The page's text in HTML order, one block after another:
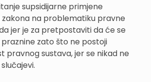
supsidijarne primjene
na problematiku pravne
jer je za pretpostaviti da će se
zato što ne postoji
pravnog sustava, jer se nikad ne